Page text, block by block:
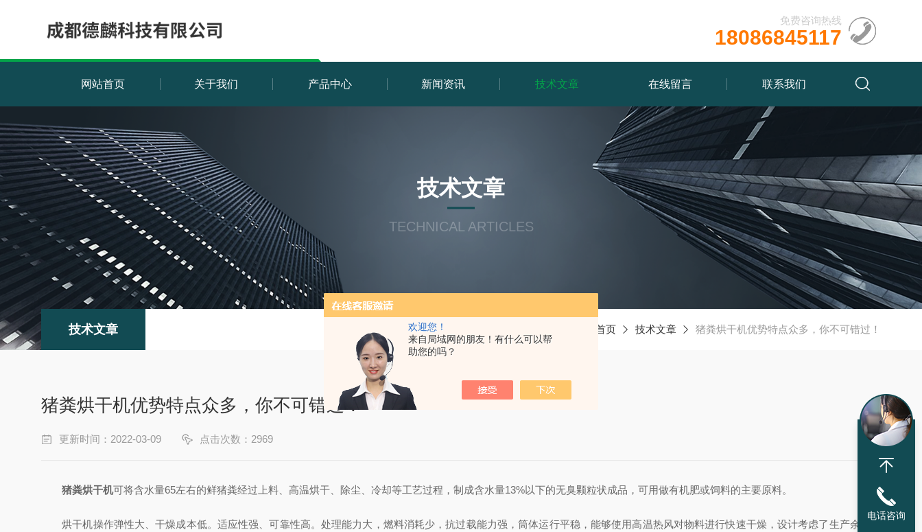
欢迎您！
来自局域网的朋友！有什么可以帮
助您的吗？
免费咨询热线
18086845117
网站首页 关于我们 产品中心 新闻资讯 技术文章 在线留言 联系我们
技术文章
TECHNICAL ARTICLES
技术文章 首页 技术文章 猪粪烘干机优势特点众多，你不可错过！
猪粪烘干机优势特点众多，你不可错过！
更新时间：2022-03-09 点击次数：2969
猪粪烘干机可将含水量65左右的鲜猪粪经过上料、高温烘干、除尘、冷却等工艺过程，制成含水量13%以下的无臭颗粒状成品，可用做有机肥或饲料的主要原料。
烘干机操作弹性大、干燥成本低。适应性强、可靠性高。处理能力大，燃料消耗少，抗过载能力强，筒体运行平稳，能够使用高温热风对物料进行快速干燥，设计考虑了生产余量，
电话咨询